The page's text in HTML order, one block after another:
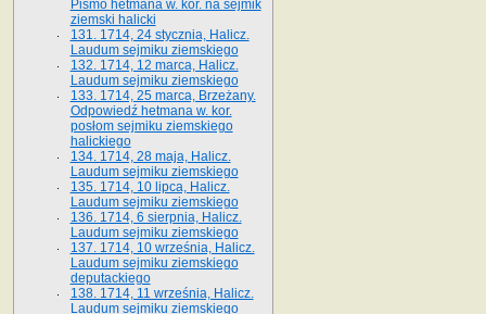
Pismo hetmana w. kor. na sejmik
ziemski halicki
131. 1714, 24 stycznia, Halicz.
Laudum sejmiku ziemskiego
132. 1714, 12 marca, Halicz.
Laudum sejmiku ziemskiego
133. 1714, 25 marca, Brzeżany.
Odpowiedź hetmana w. kor.
posłom sejmiku ziemskiego
halickiego
134. 1714, 28 maja, Halicz.
Laudum sejmiku ziemskiego
135. 1714, 10 lipca, Halicz.
Laudum sejmiku ziemskiego
136. 1714, 6 sierpnia, Halicz.
Laudum sejmiku ziemskiego
137. 1714, 10 września, Halicz.
Laudum sejmiku ziemskiego
deputackiego
138. 1714, 11 września, Halicz.
Laudum sejmiku ziemskiego